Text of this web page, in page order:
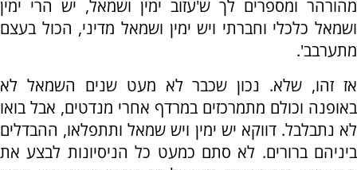
מהורהר ומספרים לך ש'עזוב ימין ושמאל, יש הרי ימין
ושמאל כלכלי וחברתי ויש ימין ושמאל מדיני, הכול בעצם
מתערבב'.
אז זהו, שלא. נכון שכבר לא מעט שנים השמאל לא
באופנה וכולם מתמרכזים במרדף אחרי מנדטים, אבל בואו
לא נתבלבל. דווקא יש ימין ויש שמאל ותתפלאו, ההבדלים
ביניהם ברורים. לא סתם כמעט כל הניסיונות לבצע את